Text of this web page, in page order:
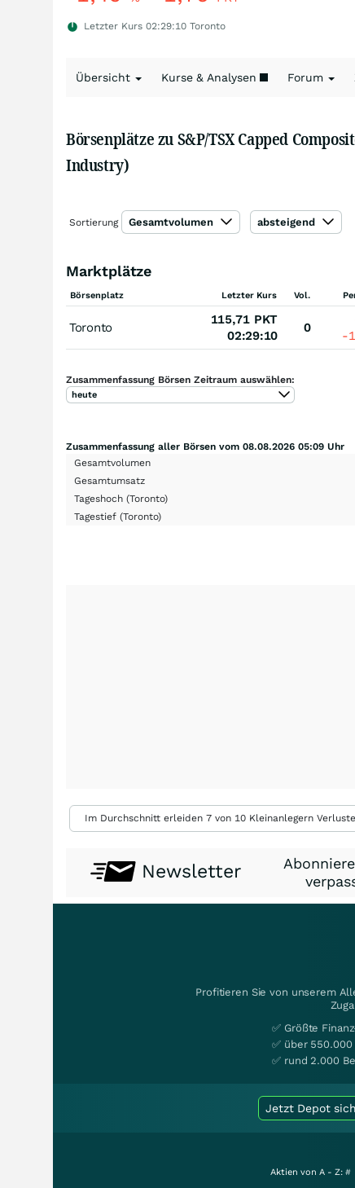
Letzter Kurs 02:29:10 Toronto
Übersicht Kurse & Analysen Forum
Börsenplätze zu S&P/TSX Capped
Industry)
Sortierung Gesamtvolumen absteigend
Marktplätze
Börsenplatz Letzter Kurs Vol.
Toronto
115,71 PKT
02:29:10
0
-
Zusammenfassung Börsen Zeitraum auswählen:
heute
Zusammenfassung aller Börsen vom 08.08.2026 05:09 Uhr
Gesamtvolumen
Gesamtumsatz
Tageshoch (Toronto)
Tagestief (Toronto)
Im Durchschnitt erleiden 7 von 10 Kleinanlegern
Newsletter
Profitieren Sie von unserem
✅ Größte
✅ über
✅ rund 2.000
Jetzt Depot
Aktien von A - Z: #